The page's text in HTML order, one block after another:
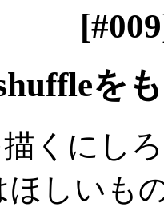
を
くにし
ほしいも